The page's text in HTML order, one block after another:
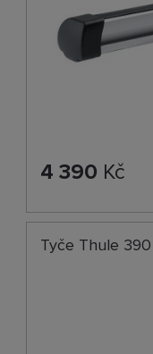
4 390 Kč
Tyče Thule 390